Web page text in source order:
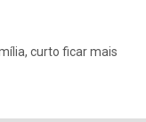
curto ficar mais